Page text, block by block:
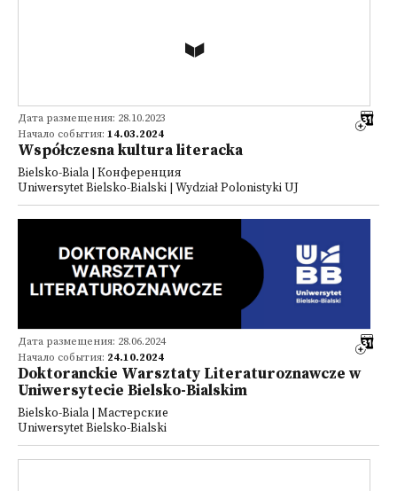
Дата размещения: 28.10.2023
Начало события: 14.03.2024
Współczesna kultura literacka
Bielsko-Biala | Конференция
Uniwersytet Bielsko-Bialski | Wydział Polonistyki UJ
Дата размещения: 28.06.2024
Начало события: 24.10.2024
Doktoranckie Warsztaty Literaturoznawcze w
Uniwersytecie Bielsko-Bialskim
Bielsko-Biala | Мастерские
Uniwersytet Bielsko-Bialski